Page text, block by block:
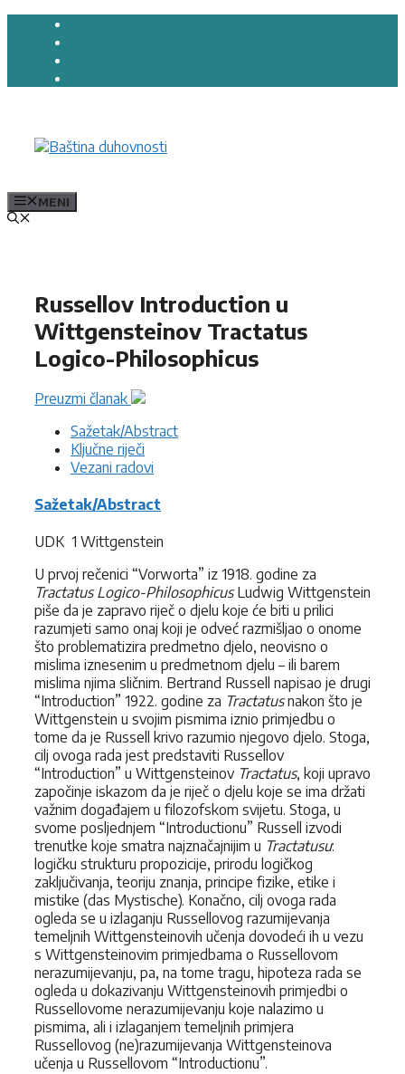
Preskoči
MENI
Russellov Introduction u
Wittgensteinov Tractatus
Logico-Philosophicus
Preuzmi članak
Sažetak/Abstract
Ključne riječi
Vezani radovi
Sažetak/Abstract
UDK 1 Wittgenstein
U prvoj rečenici “Vorworta” iz 1918. godine za
Tractatus Logico-PhilosophicusLudwig Wittgenstein
piše da je zapravo riječ o djelu koje će biti u prilici
razumjeti samo onaj koji je odveć razmišljao o onome
što problematizira predmetno djelo, neovisno o
mislima iznesenim u predmetnom djelu – ili barem
mislima njima sličnim. Bertrand Russell napisao je drugi
“Introduction” 1922. godine za Tractatusnakon što je
Wittgenstein u svojim pismima iznio primjedbu o
tome da je Russell krivo razumio njegovo djelo. Stoga,
cilj ovoga rada jest predstaviti Russellov
“Introduction” u Wittgensteinov Tractatus, koji upravo
započinje iskazom da je riječ o djelu koje se ima držati
važnim događajem u filozofskom svijetu. Stoga, u
svome posljednjem “Introductionu” Russell izvodi
trenutke koje smatra najznačajnijim u Tractatusu:
logičku strukturu propozicije, prirodu logičkog
zaključivanja, teoriju znanja, principe fizike, etike i
mistike (das Mystische). Konačno, cilj ovoga rada
ogleda se u izlaganju Russellovog razumijevanja
temeljnih Wittgensteinovih učenja dovodeći ih u vezu
s Wittgensteinovim primjedbama o Russellovom
nerazumijevanju, pa, na tome tragu, hipoteza rada se
ogleda u dokazivanju Wittgensteinovih primjedbi o
Russellovome nerazumijevanju koje nalazimo u
pismima, ali i izlaganjem temeljnih primjera
Russellovog (ne)razumijevanja Wittgensteinova
učenja u Russellovom “Introductionu”.